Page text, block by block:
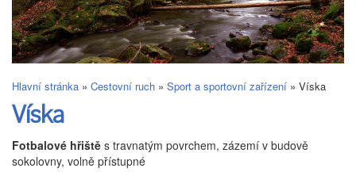
Hlavní stránka » Cestovní ruch » Sport a sportovní zařízení » Víska
Víska
Fotbalové hřiště s travnatým povrchem, zázemí v budově
sokolovny, volně přístupné